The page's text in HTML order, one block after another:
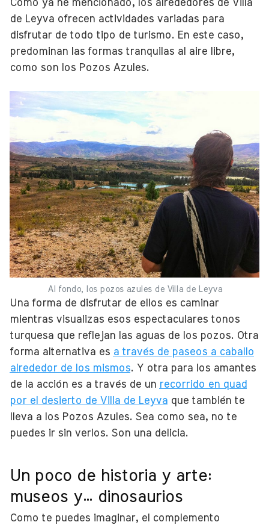
Como ya he mencionado, los alrededores de Villa
de Leyva ofrecen actividades variadas para
disfrutar de todo tipo de turismo. En este caso,
predominan las formas tranquilas al aire libre,
como son los Pozos Azules.
Al fondo, los pozos azules de Villa de Leyva
Una forma de disfrutar de ellos es caminar
mientras visualizas esos espectaculares tonos
turquesa que reflejan las aguas de los pozos. Otra
forma alternativa es a través de paseos a caballo
alrededor de los mismos. Y otra para los amantes
de la acción es a través de un recorrido en quad
por el desierto de Villa de Leyva que también te
lleva a los Pozos Azules. Sea como sea, no te
puedes ir sin verlos. Son una delicia.
Un poco de historia y arte:
museos y… dinosaurios
Como te puedes imaginar, el complemento